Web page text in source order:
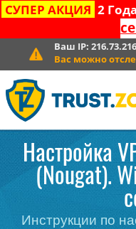
СУПЕР АКЦИЯ 2
Ваш IP:
Вас можно
Настройка
(Nougat).
Инструкции по